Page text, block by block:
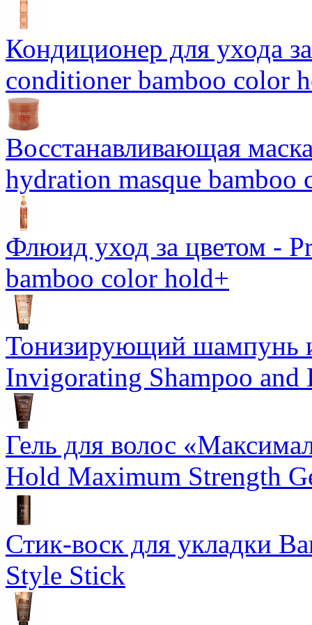
Кондиционер для ухода
conditioner bamboo color
Восстанавливающая
hydration masque bamboo
Флюид уход за цветом -
bamboo color hold+
Тонизирующий шампунь
Invigorating Shampoo and
Гель для волос
Hold Maximum Strength
Стик-воск для укладки
Style Stick